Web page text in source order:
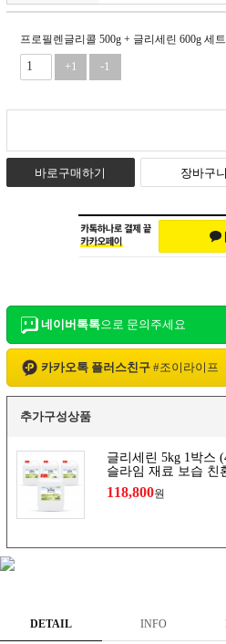
프로필렌글리콜 500g + 글리세린 600g 세트
+1 -1
바로구매하기 장바구니
네이버톡톡으로 문의주세요
카카오톡 플러스친구 #조이라이프
추가구성상품
글리세린 5kg 1박스
슬라임 재료 보습 친
118,800원
DETAIL INFO